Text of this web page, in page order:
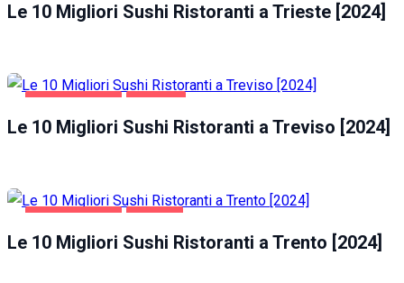
Le 10 Migliori Sushi Ristoranti a Trieste [2024]
Le 10 Migliori Sushi Ristoranti a Treviso [2024]
Le 10 Migliori Sushi Ristoranti a Trento [2024]